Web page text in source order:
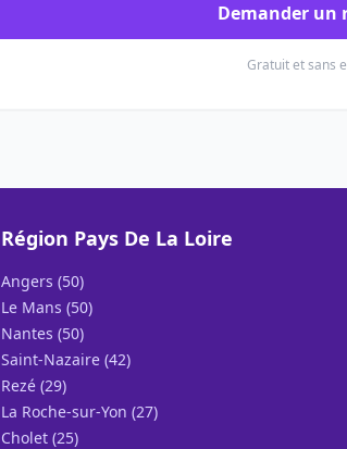
Demander un
Gratuit et sans
Région Pays De La Loire
Angers (50)
Le Mans (50)
Nantes (50)
Saint-Nazaire (42)
Rezé (29)
La Roche-sur-Yon (27)
Cholet (25)